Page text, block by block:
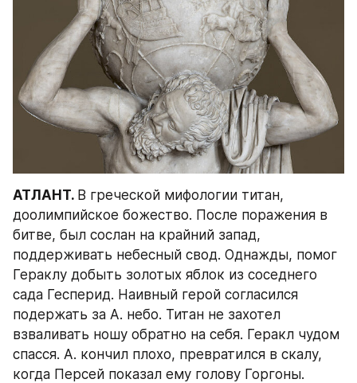
АТЛАНТ. В греческой мифологии титан,
доолимпийское божество. После поражения в
битве, был сослан на крайний запад,
поддерживать небесный свод. Однажды, помог
Гераклу добыть золотых яблок из соседнего
сада Гесперид. Наивный герой согласился
подержать за А. небо. Титан не захотел
взваливать ношу обратно на себя. Геракл чудом
спасся. А. кончил плохо, превратился в скалу,
когда Персей показал ему голову Горгоны.